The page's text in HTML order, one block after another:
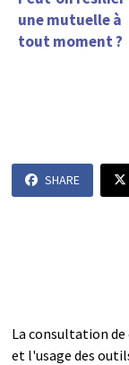
une mutuelle à
tout moment ?
SHARE
La consultation de
et l'usage des